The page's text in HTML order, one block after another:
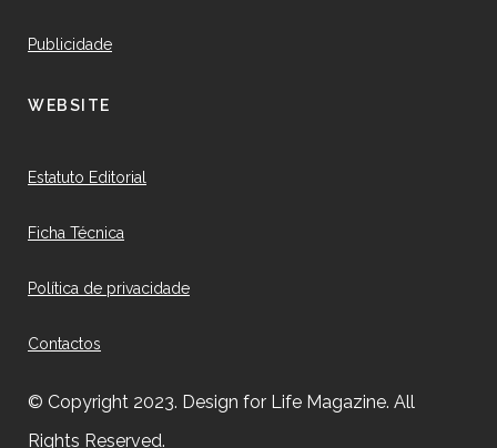
Publicidade
WEBSITE
Estatuto Editorial
Ficha Técnica
Política de privacidade
Contactos
© Copyright 2023. Design for Life Magazine. All
Rights Reserved.